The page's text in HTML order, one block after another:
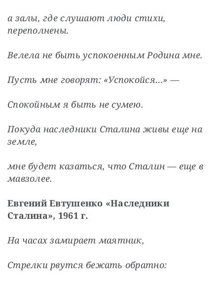
а залы, где слушают люди стихи,
переполнены.
Велела не быть успокоенным Родина мне.
Пусть мне говорят: «Успокойся…» —
Спокойным я быть не сумею.
Покуда наследники Сталина живы еще на
земле,
мне будет казаться, что Сталин — еще в
мавзолее.
Евгений Евтушенко «Наследники
Сталина», 1961 г.
На часах замирает маятник,
Стрелки рвутся бежать обратно: